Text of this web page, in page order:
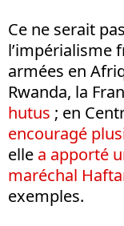
Ce ne serait
l’impérialisme
armées en
Rwanda, la
hutus ; en
encouragé
elle a apporté
maréchal
exemples.